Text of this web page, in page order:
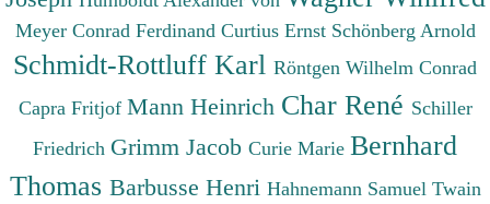
Meyer Conrad Ferdinand Curtius Ernst Schönberg Arnold
Schmidt-Rottluff Karl Röntgen Wilhelm Conrad
Capra Fritjof Mann Heinrich Char René Schiller
Friedrich Grimm Jacob Curie Marie Bernhard
Thomas Barbusse Henri Hahnemann Samuel Twain